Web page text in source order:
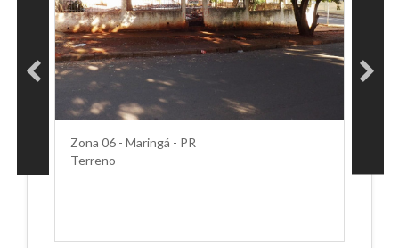
Zona 06 - Maringá - PR
Terreno